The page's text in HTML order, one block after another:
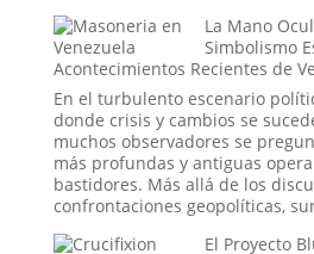
La Mano
Simbolismo
Acontecimientos Recientes de
En el turbulento escenario
donde crisis y cambios se
muchos observadores se
más profundas y antiguas
bastidores. Más allá de los
confrontaciones geopolíticas,
El Proyecto